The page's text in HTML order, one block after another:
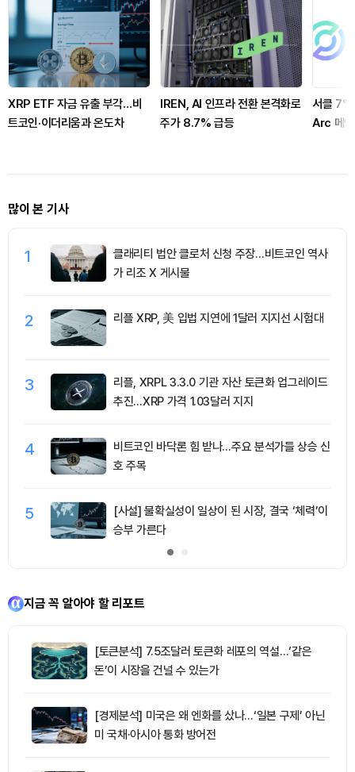
XRP ETF 자금 유출 부각…비
트코인·이더리움과 온도차
IREN, AI 인프라 전환 본격화로
주가 8.7% 급등
서클 7%
Arc 메인
많이 본 기사
1
클래리티 법안 클로처 신청 주장…비트코인 역사
가 리조 X 게시물
2 리플 XRP, 美 입법 지연에 1달러 지지선 시험대
3
리플, XRPL 3.3.0 기관 자산 토큰화 업그레이드
추진…XRP 가격 1.03달러 지지
4
비트코인 바닥론 힘 받나…주요 분석가들 상승 신
호 주목
5
[사설] 불확실성이 일상이 된 시장, 결국 ‘체력’이
승부 가른다
지금 꼭 알아야 할 리포트
[토큰분석] 7.5조달러 토큰화 레포의 역설…‘같은
돈’이 시장을 건널 수 있는가
[경제분석] 미국은 왜 엔화를 샀나…‘일본 구제’ 아닌
미 국채·아시아 통화 방어전